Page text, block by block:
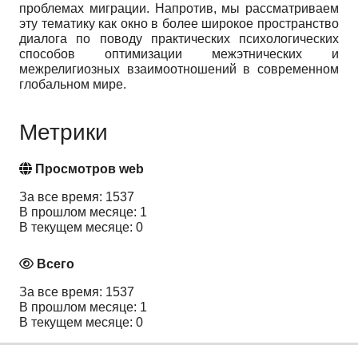
проблемах миграции. Напротив, мы рассматриваем
эту тематику как окно в более широкое пространство
диалога по поводу практических психологических
способов оптимизации межэтнических и
межрелигиозных взаимоотношений в современном
глобальном мире.
Метрики
Просмотров web
За все время: 1537
В прошлом месяце: 1
В текущем месяце: 0
Всего
За все время: 1537
В прошлом месяце: 1
В текущем месяце: 0